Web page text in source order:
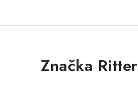
Značka Ritter